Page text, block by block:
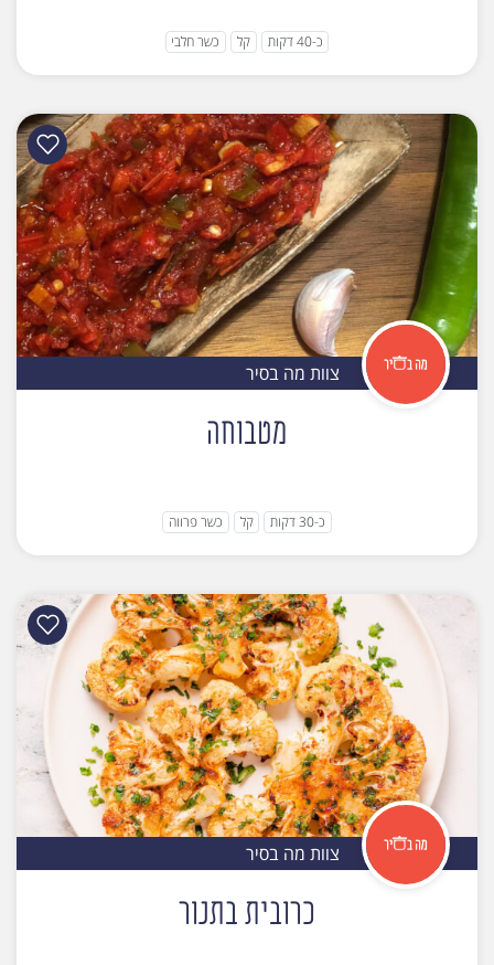
כ-40 דקות קל כשר חלבי
צוות מה בסיר
מטבוחה
כ-30 דקות קל כשר פרווה
צוות מה בסיר
כרובית בתנור